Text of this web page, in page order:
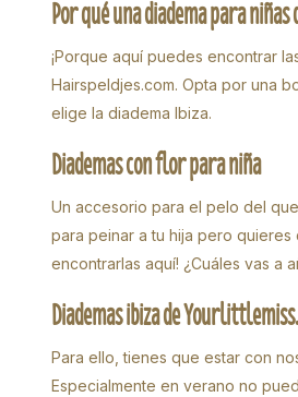
Por qué una diadema para
¡Porque aquí puedes encontrar
Hairspeldjes.com. Opta por una
elige la diadema Ibiza.
Diademas con flor para niña
Un accesorio para el pelo del
para peinar a tu hija pero quieres
encontrarlas aquí! ¿Cuáles vas a
Diademas ibiza de
Para ello, tienes que estar con
Especialmente en verano no